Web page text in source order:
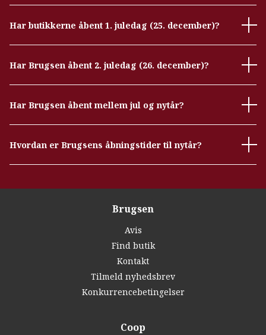
Har butikkerne åbent 1. juledag (25. december)?
Har Brugsen åbent 2. juledag (26. december)?
Har Brugsen åbent mellem jul og nytår?
Hvordan er Brugsens åbningstider til nytår?
Brugsen
Avis
Find butik
Kontakt
Tilmeld nyhedsbrev
Konkurrencebetingelser
Coop